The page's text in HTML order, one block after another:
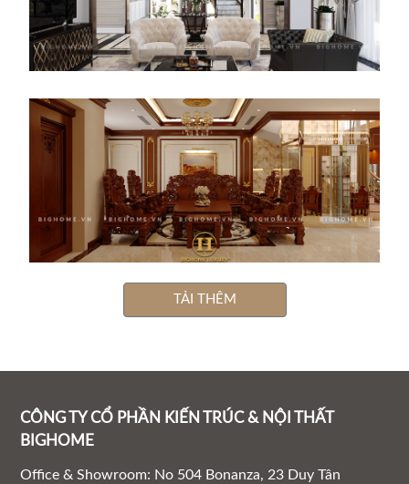
TẢI THÊM
CÔNG TY CỔ PHẦN KIẾN TRÚC & NỘI THẤT
BIGHOME
Office & Showroom: No 504 Bonanza, 23 Duy Tân